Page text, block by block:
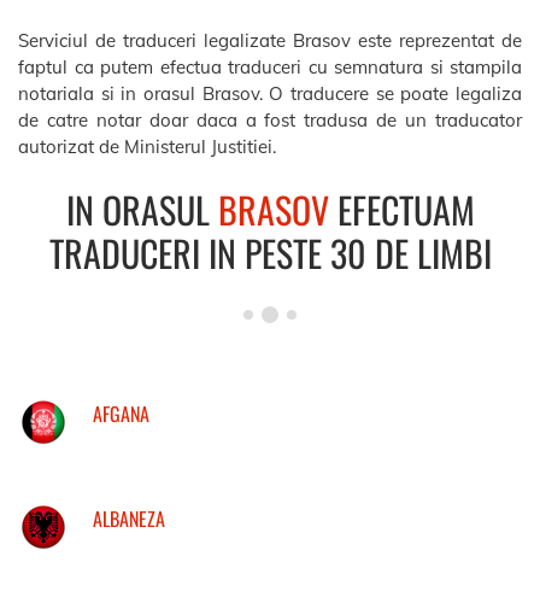
Serviciul de traduceri legalizate Brasov este reprezentat de
faptul ca putem efectua traduceri cu semnatura si stampila
notariala si in orasul Brasov. O traducere se poate legaliza
de catre notar doar daca a fost tradusa de un traducator
autorizat de Ministerul Justitiei.
IN ORASULBRASOVEFECTUAM
TRADUCERI IN PESTE 30 DE LIMBI
AFGANA
ALBANEZA